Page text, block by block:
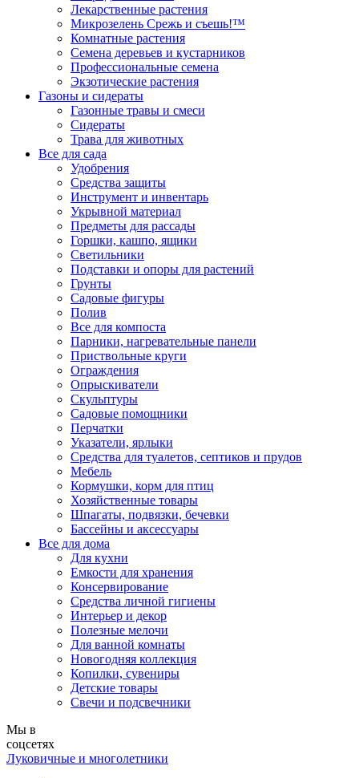
Лекарственные растения
Микрозелень Срежь и съешь!™
Комнатные растения
Семена деревьев и кустарников
Профессиональные семена
Экзотические растения
Газоны и сидераты
Газонные травы и смеси
Сидераты
Трава для животных
Все для сада
Удобрения
Средства защиты
Инструмент и инвентарь
Укрывной материал
Предметы для рассады
Горшки, кашпо, ящики
Светильники
Подставки и опоры для растений
Грунты
Садовые фигуры
Полив
Все для компоста
Парники, нагревательные панели
Приствольные круги
Ограждения
Опрыскиватели
Скульптуры
Садовые помощники
Перчатки
Указатели, ярлыки
Средства для туалетов, септиков и прудов
Мебель
Кормушки, корм для птиц
Хозяйственные товары
Шпагаты, подвязки, бечевки
Бассейны и аксессуары
Все для дома
Для кухни
Емкости для хранения
Консервирование
Средства личной гигиены
Интерьер и декор
Полезные мелочи
Для ванной комнаты
Новогодняя коллекция
Копилки, сувениры
Детские товары
Свечи и подсвечники
Мы в
соцсетях
Луковичные и многолетники